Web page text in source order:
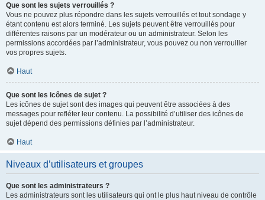
Que sont les sujets verrouillés ?
Vous ne pouvez plus répondre dans les sujets verrouillés et tout sondage y
étant contenu est alors terminé. Les sujets peuvent être verrouillés pour
différentes raisons par un modérateur ou un administrateur. Selon les
permissions accordées par l’administrateur, vous pouvez ou non verrouiller
vos propres sujets.
Haut
Que sont les icônes de sujet ?
Les icônes de sujet sont des images qui peuvent être associées à des
messages pour refléter leur contenu. La possibilité d’utiliser des icônes de
sujet dépend des permissions définies par l’administrateur.
Haut
Niveaux d’utilisateurs et groupes
Que sont les administrateurs ?
Les administrateurs sont les utilisateurs qui ont le plus haut niveau de contrôle